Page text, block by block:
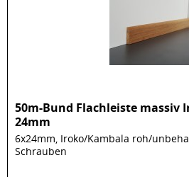
50m-Bund Flachleiste massiv
24mm
6x24mm, Iroko/Kambala roh/
Schrauben